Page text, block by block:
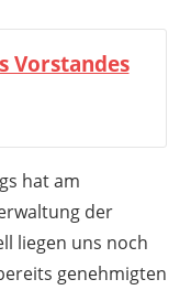
Vorstandes
hat am
der
liegen uns noch
genehmigten